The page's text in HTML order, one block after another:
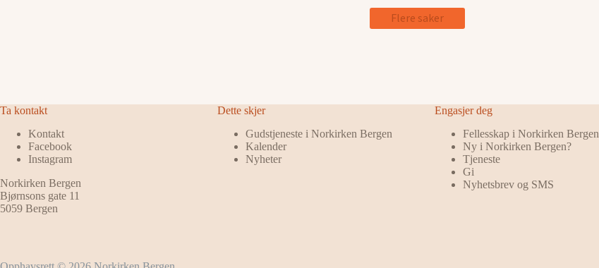
Flere saker
Ta kontakt
Kontakt
Facebook
Instagram
Norkirken Bergen
Bjørnsons gate 11
5059 Bergen
Dette skjer
Gudstjeneste i Norkirken Bergen
Kalender
Nyheter
Engasjer deg
Fellesskap i Norkirken Bergen
Ny i Norkirken Bergen?
Tjeneste
Gi
Nyhetsbrev og SMS